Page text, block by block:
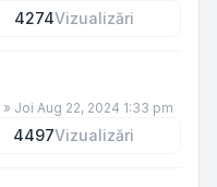
4274Vizualizări
» Joi Aug 22, 2024 1:33 pm
4497Vizualizări